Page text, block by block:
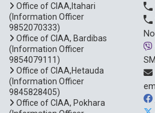
Office of CIAA,Itahari
(Information Officer
9852070333)
Office of CIAA, Bardibas
(Information Officer
9854079111)
Office of CIAA,Hetauda
(Information Officer
9845828405)
Office of CIAA, Pokhara